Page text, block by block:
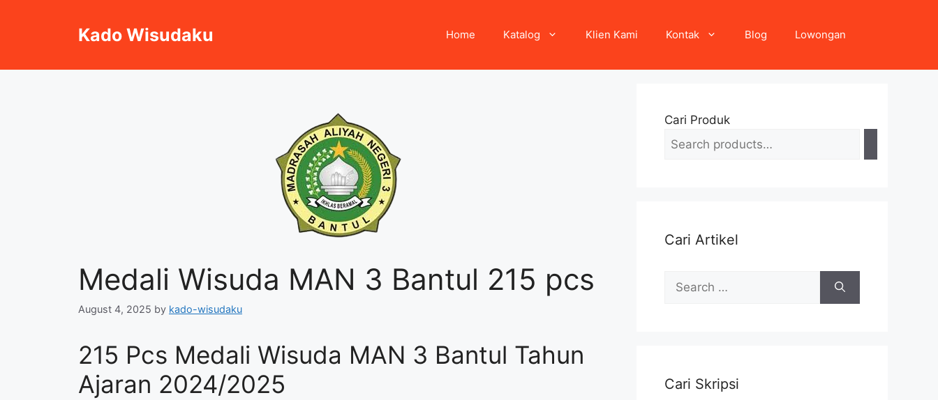
Kado Wisudaku Home Katalog Klien Kami Kontak Blog Lowongan
Medali Wisuda MAN 3 Bantul 215 pcs
August 4, 2025 by kado-wisudaku
215 Pcs Medali Wisuda MAN 3 Bantul Tahun
Ajaran 2024/2025
Cari Produk
Cari Artikel
Search
for:
Cari Skripsi